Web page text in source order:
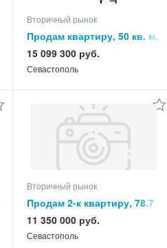
Вторичный рынок
Продам квартиру, 50 кв. м,
этаж
15 099 300 руб.
Севастополь
Вторичный рынок
Продам 2-к квартиру, 78.7
кв.м, этаж 3 из 5
11 350 000 руб.
Севастополь